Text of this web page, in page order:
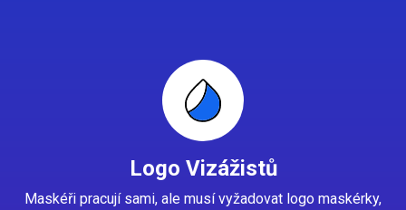
Logo Vizážistů
Maskéři pracují sami, ale musí vyžadovat logo maskérky,